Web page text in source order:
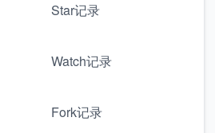
Star记录
Watch记录
Fork记录